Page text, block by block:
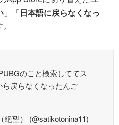
」「日本語に戻らなくなっ
のこと検索しててス
ら戻らなくなったんご
望） (@satikotonina11)